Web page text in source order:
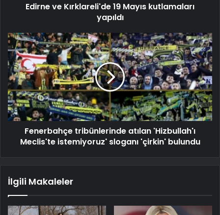
Edirne ve Kırklareli'de 19 Mayıs kutlamaları
yapıldı
Fenerbahçe tribünlerinde atılan 'Hizbullah'ı
Meclis'te istemiyoruz' sloganı 'çirkin' bulundu
İlgili Makaleler